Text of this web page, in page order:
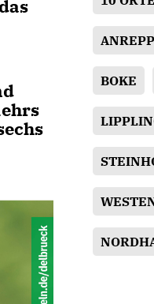
BOKE